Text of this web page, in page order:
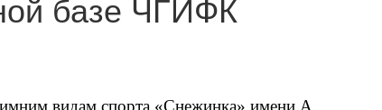
видам спорта «Снежинка» имени А.